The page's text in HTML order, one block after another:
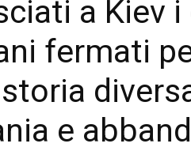
a Kiev
fermati
e